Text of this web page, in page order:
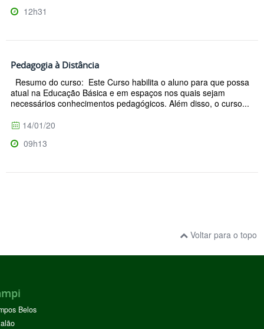
12h31
Pedagogia à Distância
Resumo do curso: Este Curso habilita o aluno para que possa
atual na Educação Básica e em espaços nos quais sejam
necessários conhecimentos pedagógicos. Além disso, o curso...
14/01/20
09h13
Voltar para o topo
Belos